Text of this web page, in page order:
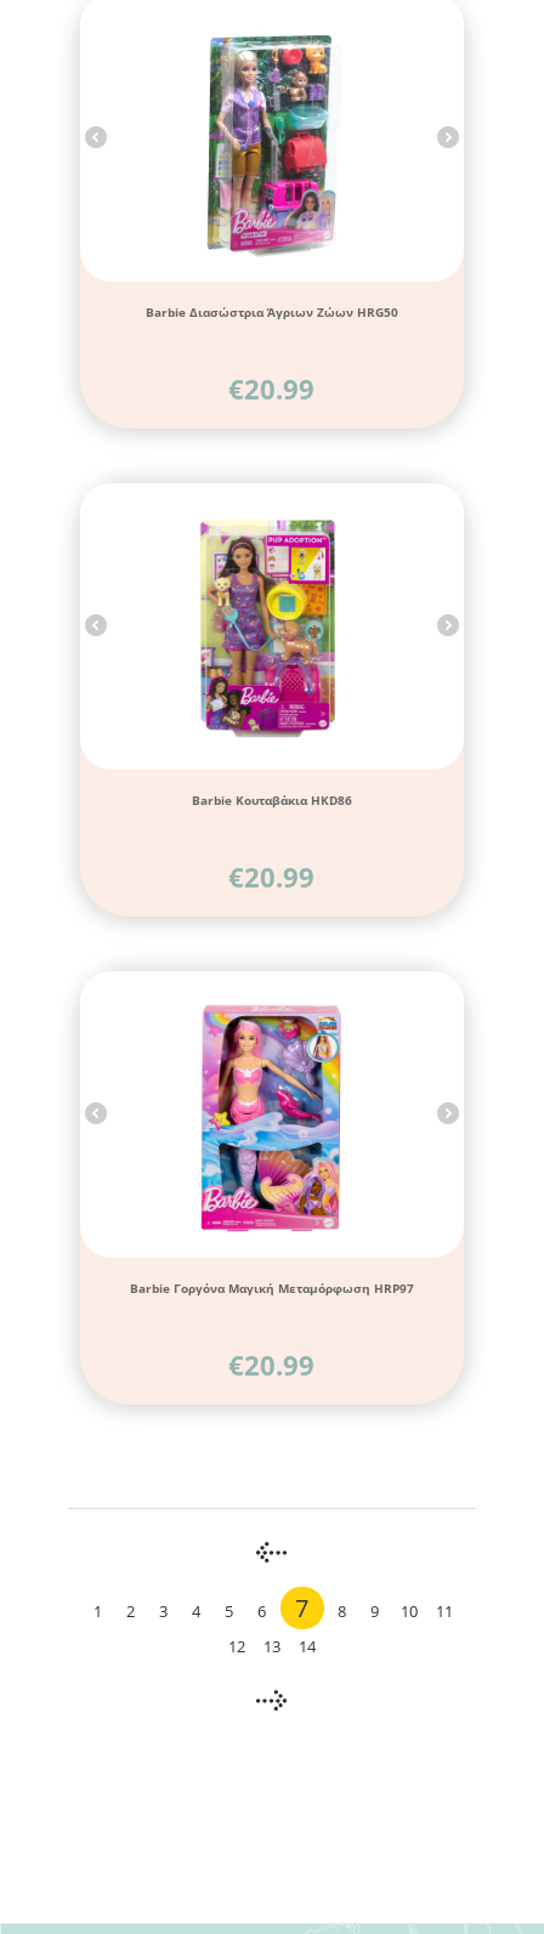
Barbie Διασώστρια Άγριων Ζώων HRG50
€20.99
Barbie Κουταβάκια HKD86
€20.99
Barbie Γοργόνα Μαγική Μεταμόρφωση HRP97
€20.99
1 2 3 4 5 6 7 8 9 10
11
12
13 14